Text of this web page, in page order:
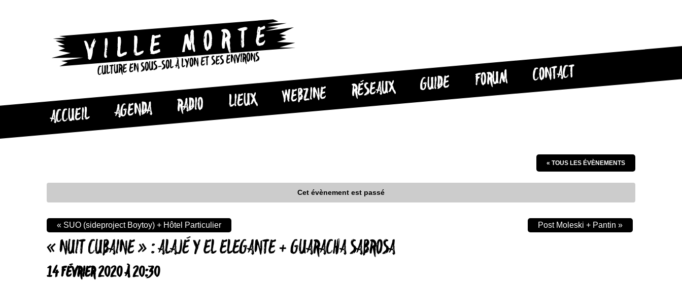
CULTURE EN SOUS-SOL À LYON ET SES ENVIRONS
ACCUEIL AGENDA RADIO LIEUX WEBZINE RÉSEAUX GUIDE FORUM CONTACT
« TOUS LES ÉVÈNEMENTS
Cet évènement est passé
« NUIT CUBAINE » : ALAJÉ Y EL ELEGANTE + GUARACHA SABROSA
14 FÉVRIER 2020 À 20:30
« SUO (sideproject Boytoy) + Hôtel Particulier Post Moleski + Pantin »